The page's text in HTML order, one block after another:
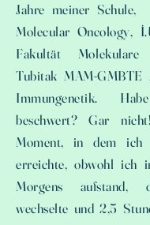
Jahre meiner Schule,
Molecular Oncology,
Fakultät
Tubitak MAM-GMBTE
Immungenetik.
beschwert? Gar
Moment, in dem ich
erreichte, obwohl ich
Morgens aufstand,
wechselte und 2,5